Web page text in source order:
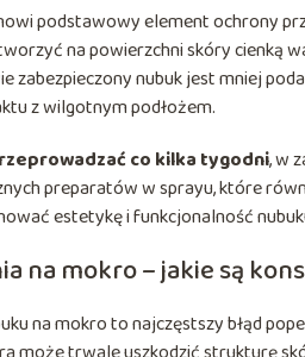
podstawowy element ochrony
na powierzchni skóry cienką
zabezpieczony nubuk jest mniej
z wilgotnym podłożem.
co kilka tygodni, w
preparatów w sprayu, które
estetykę i funkcjonalność
na mokro – jakie są
na mokro to najczęstszy błąd